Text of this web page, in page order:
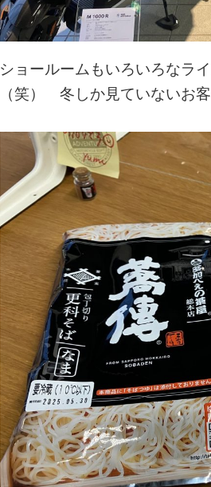
ショールームもいろいろなラ
（笑） 冬しか見ていないお